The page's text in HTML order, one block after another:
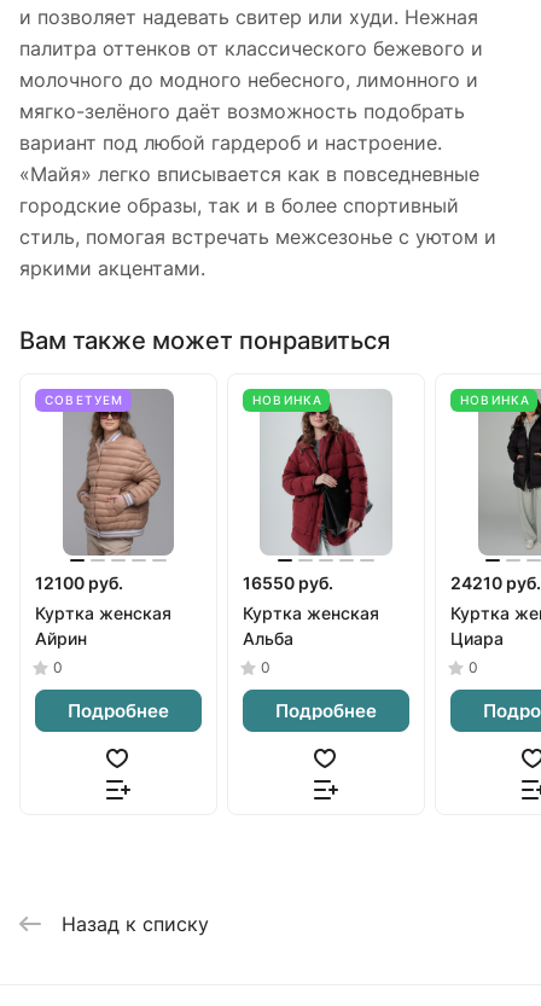
и позволяет надевать свитер или худи. Нежная
палитра оттенков от классического бежевого и
молочного до модного небесного, лимонного и
мягко-зелёного даёт возможность подобрать
вариант под любой гардероб и настроение.
«Майя» легко вписывается как в повседневные
городские образы, так и в более спортивный
стиль, помогая встречать межсезонье с уютом и
яркими акцентами.
Вам также может понравиться
СОВЕТУЕМ
12100 руб.
Куртка женская
Айрин
0
Подробнее
НОВИНКА
16550 руб.
Куртка женская
Альба
0
Подробнее
НОВИНКА
24210 руб.
Куртка
Циара
0
Назад к списку